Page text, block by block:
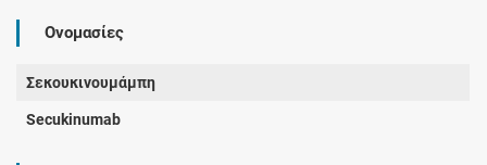
Ονομασίες
Σεκουκινουμάμπη
Secukinumab